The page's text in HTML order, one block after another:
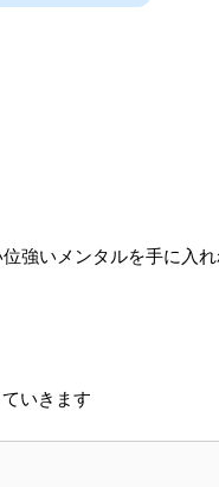
強いメンタルを手に入
いきます